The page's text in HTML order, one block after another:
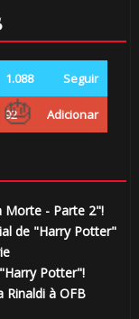
1.088 Seguir
92 Adicionar
Morte - Parte 2"!
de "Harry Potter"
Potter"!
à OFB
8️⃣